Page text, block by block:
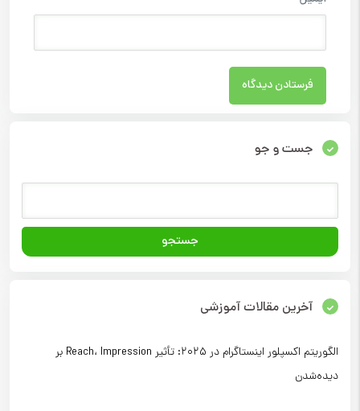
جست و جو
آخرین مقالات آموزشی
الگوریتم اکسپلور اینستاگرام در ۲۰۲۵: تأثیر Reach، Impression بر
دیده‌شدن